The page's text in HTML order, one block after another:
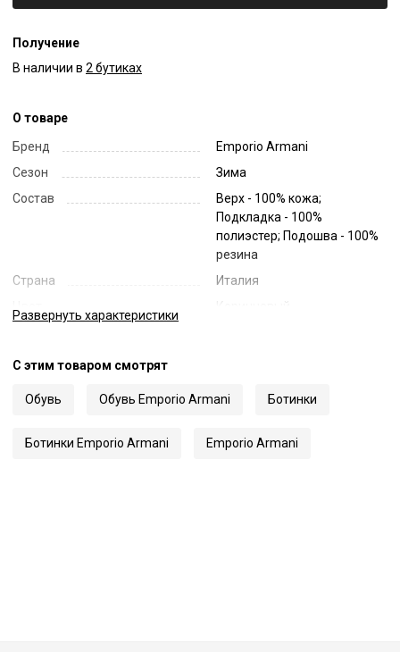
Получение
В наличии в 2 бутиках
О товаре
Бренд
Emporio Armani
Сезон
Зима
Состав
Верх - 100% кожа;
Подкладка - 100%
полиэстер; Подошва - 100%
резина
Страна
Италия
Цвет
Артикул
Развернуть характеристики
С этим товаром смотрят
Обувь Обувь Emporio Armani Ботинки
Ботинки Emporio Armani Emporio Armani